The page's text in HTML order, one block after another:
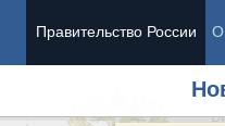
Правительство России О